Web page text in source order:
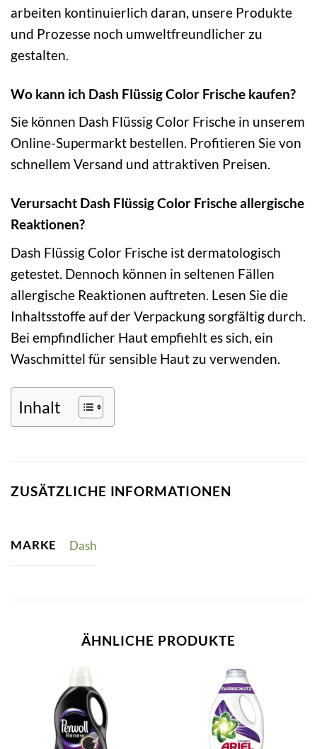
arbeiten kontinuierlich daran, unsere Produkte
und Prozesse noch umweltfreundlicher zu
gestalten.
Wo kann ich Dash Flüssig Color Frische kaufen?
Sie können Dash Flüssig Color Frische in unserem
Online-Supermarkt bestellen. Profitieren Sie von
schnellem Versand und attraktiven Preisen.
Verursacht Dash Flüssig Color Frische allergische
Reaktionen?
Dash Flüssig Color Frische ist dermatologisch
getestet. Dennoch können in seltenen Fällen
allergische Reaktionen auftreten. Lesen Sie die
Inhaltsstoffe auf der Verpackung sorgfältig durch.
Bei empfindlicher Haut empfiehlt es sich, ein
Waschmittel für sensible Haut zu verwenden.
Inhalt
ZUSÄTZLICHE INFORMATIONEN
MARKE Dash
ÄHNLICHE PRODUKTE